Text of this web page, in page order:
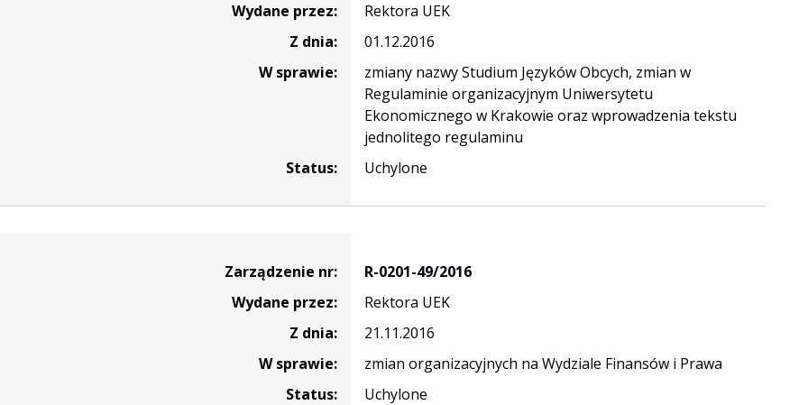
Wydane przez:
Rektora UEK
Z dnia:
01.12.2016
W sprawie:
zmiany nazwy Studium Języków Obcych, zmian w
Regulaminie organizacyjnym Uniwersytetu
Ekonomicznego w Krakowie oraz wprowadzenia tekstu
jednolitego regulaminu
Status:
Uchylone
Zarządzenie nr:
R-0201-49/2016
Wydane przez:
Rektora UEK
Z dnia:
21.11.2016
W sprawie:
zmian organizacyjnych na Wydziale Finansów i Prawa
Status:
Uchylone